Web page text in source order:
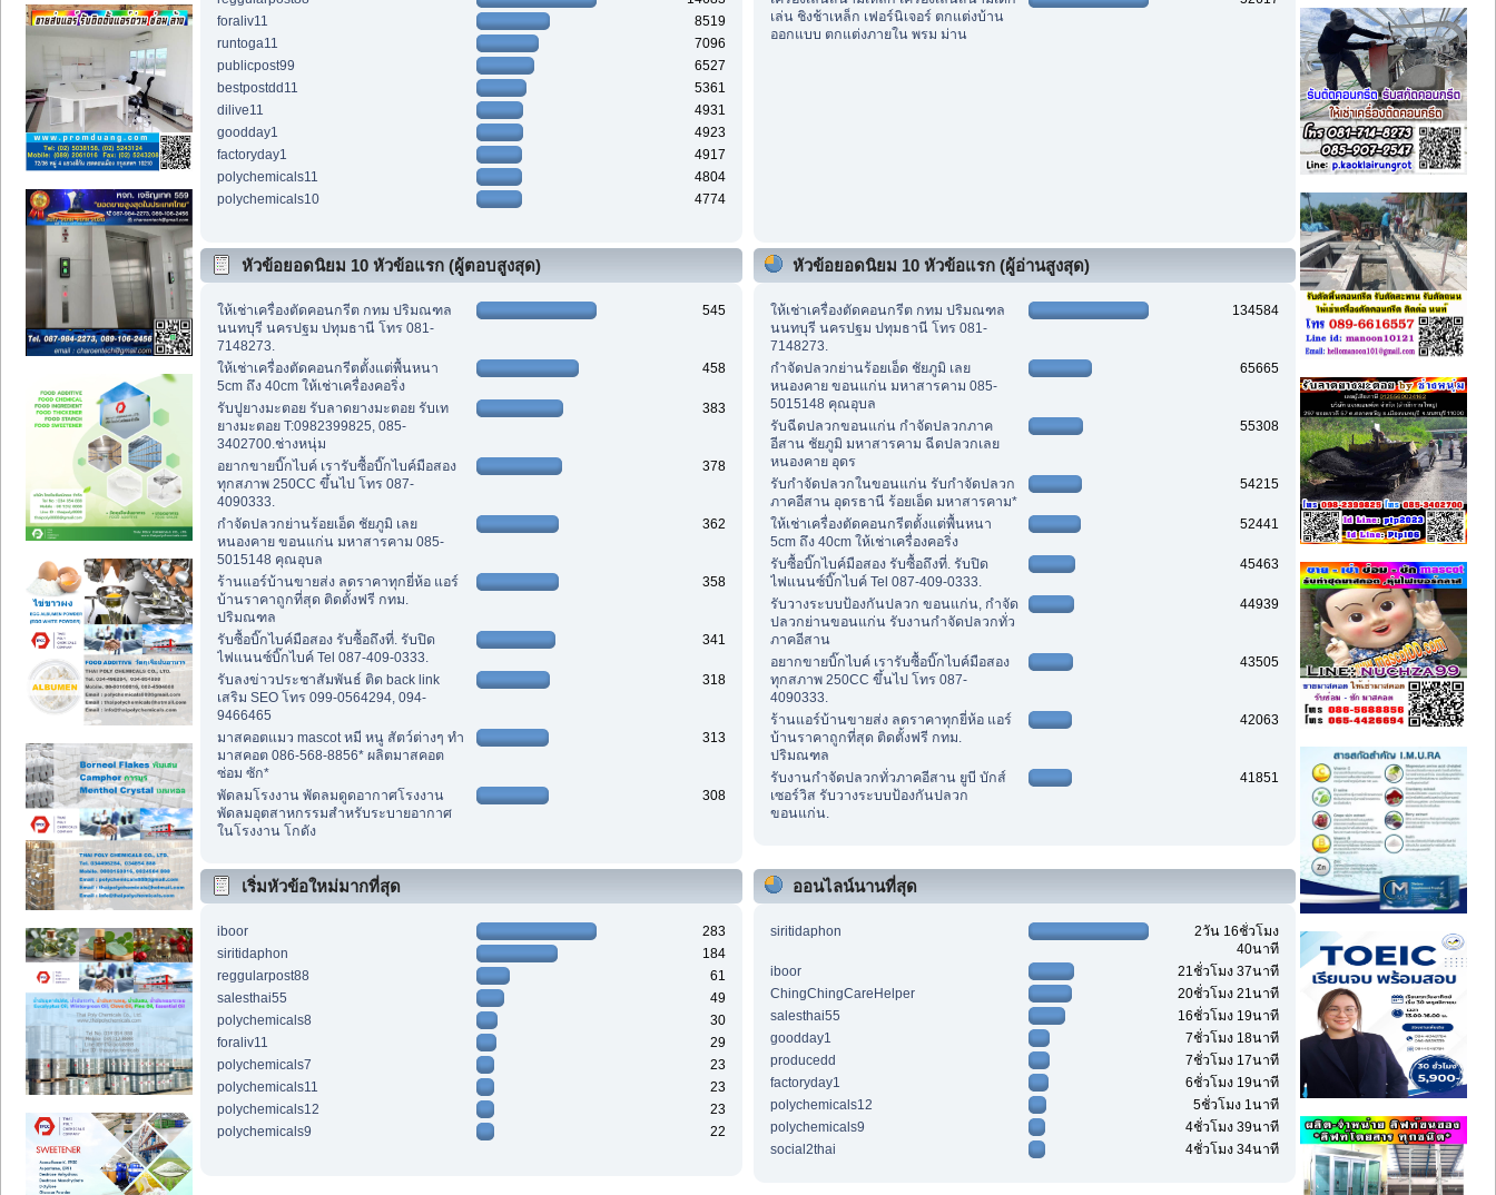
foraliv11
8519
runtoga11
7096
publicpost99
6527
bestpostdd11
5361
dilive11
4931
goodday1
4923
factoryday1
4917
polychemicals11
4804
polychemicals10
4774
เล่น ชิงช้าเหล็ก เฟอร์นิเจอร์ ตกแต่งบ้าน
ออกแบบ ตกแต่งภายใน พรม ม่าน
หัวข้อยอดนิยม 10 หัวข้อแรก (ผู้ตอบสูงสุด)
ให้เช่าเครื่องตัดคอนกรีต กทม ปริมณฑล
นนทบุรี นครปฐม ปทุมธานี โทร 081-
7148273.
545
ให้เช่าเครื่องตัดคอนกรีตตั้งแต่พื้นหนา
5cm ถึง 40cm ให้เช่าเครื่องคอริ่ง
458
รับปูยางมะตอย รับลาดยางมะตอย รับเท
ยางมะตอย T:0982399825, 085-
3402700.ช่างหนุ่ม
383
อยากขายบิ๊กไบค์ เรารับซื้อบิ๊กไบค์มือสอง
ทุกสภาพ 250CC ขึ้นไป โทร 087-
4090333.
378
กำจัดปลวกย่านร้อยเอ็ด ชัยภูมิ เลย
หนองคาย ขอนแก่น มหาสารคาม 085-
5015148 คุณอุบล
362
ร้านแอร์บ้านขายส่ง ลดราคาทุกยี่ห้อ แอร์
บ้านราคาถูกที่สุด ติดตั้งฟรี กทม.
ปริมณฑล
358
รับซื้อบิ๊กไบค์มือสอง รับซื้อถึงที่. รับปิด
ไฟแนนซ์บิ๊กไบค์ Tel 087-409-0333.
341
รับลงข่าวประชาสัมพันธ์ ติด back link
เสริม SEO โทร 099-0564294, 094-
9466465
318
มาสคอตแมว mascot หมี หนู สัตว์ต่างๆ ทำ
มาสคอต 086-568-8856* ผลิตมาสคอต
ซ่อม ซัก*
313
พัดลมโรงงาน พัดลมดูดอากาศโรงงาน
พัดลมอุตสาหกรรมสำหรับระบายอากาศ
ในโรงงาน โกดัง
308
หัวข้อยอดนิยม 10 หัวข้อแรก (ผู้อ่านสูงสุด)
ให้เช่าเครื่องตัดคอนกรีต กทม ปริมณฑล
นนทบุรี นครปฐม ปทุมธานี โทร 081-
7148273.
134584
กำจัดปลวกย่านร้อยเอ็ด ชัยภูมิ เลย
หนองคาย ขอนแก่น มหาสารคาม 085-
5015148 คุณอุบล
65665
รับฉีดปลวกขอนแก่น กำจัดปลวกภาค
อีสาน ชัยภูมิ มหาสารคาม ฉีดปลวกเลย
หนองคาย อุดร
55308
รับกำจัดปลวกในขอนแก่น รับกำจัดปลวก
ภาคอีสาน อุดรธานี ร้อยเอ็ด มหาสารคาม*
54215
ให้เช่าเครื่องตัดคอนกรีตตั้งแต่พื้นหนา
5cm ถึง 40cm ให้เช่าเครื่องคอริ่ง
52441
รับซื้อบิ๊กไบค์มือสอง รับซื้อถึงที่. รับปิด
ไฟแนนซ์บิ๊กไบค์ Tel 087-409-0333.
45463
รับวางระบบป้องกันปลวก ขอนแก่น, กำจัด
ปลวกย่านขอนแก่น รับงานกำจัดปลวกทั่ว
ภาคอีสาน
44939
อยากขายบิ๊กไบค์ เรารับซื้อบิ๊กไบค์มือสอง
ทุกสภาพ 250CC ขึ้นไป โทร 087-
4090333.
43505
ร้านแอร์บ้านขายส่ง ลดราคาทุกยี่ห้อ แอร์
บ้านราคาถูกที่สุด ติดตั้งฟรี กทม.
ปริมณฑล
42063
รับงานกำจัดปลวกทั่วภาคอีสาน ยูบี บักส์
เซอร์วิส รับวางระบบป้องกันปลวก
ขอนแก่น.
41851
เริ่มหัวข้อใหม่มากที่สุด
iboor
283
siritidaphon
184
reggularpost88
61
salesthai55
49
polychemicals8
30
foraliv11
29
polychemicals7
23
polychemicals11
23
polychemicals12
23
polychemicals9
22
ออนไลน์นานที่สุด
siritidaphon
2วัน 16ชั่วโมง
40นาที
iboor
21ชั่วโมง 37นาที
ChingChingCareHelper
20ชั่วโมง 21นาที
salesthai55
16ชั่วโมง 19นาที
goodday1
7ชั่วโมง 18นาที
producedd
7ชั่วโมง 17นาที
factoryday1
6ชั่วโมง 19นาที
polychemicals12
5ชั่วโมง 1นาที
polychemicals9
4ชั่วโมง 39นาที
social2thai
4ชั่วโมง 34นาที